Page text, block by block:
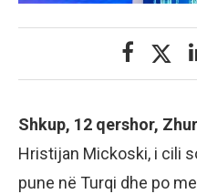
Shkup, 12 qershor,
Hristijan Mickoski, i cili
pune në Turqi dhe po